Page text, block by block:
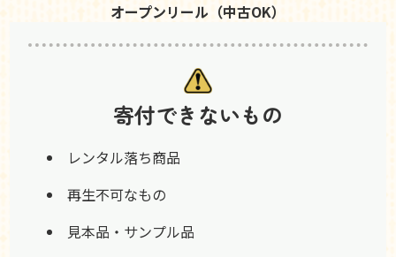
オープンリール（中古OK）
寄付できないもの
レンタル落ち商品
再生不可なもの
見本品・サンプル品